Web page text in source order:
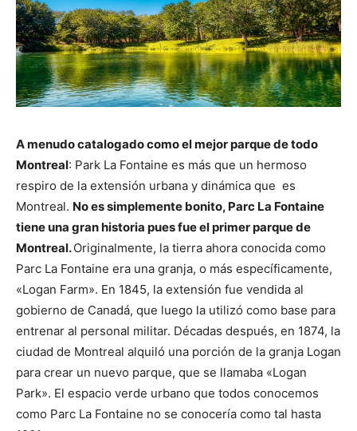
A menudo catalogado como el mejor parque de todo
Montreal: Park La Fontaine es más que un hermoso
respiro de la extensión urbana y dinámica que es
Montreal. No es simplemente bonito, Parc La Fontaine
tiene una gran historia pues fue el primer parque de
Montreal.Originalmente, la tierra ahora conocida como
Parc La Fontaine era una granja, o más específicamente,
«Logan Farm». En 1845, la extensión fue vendida al
gobierno de Canadá, que luego la utilizó como base para
entrenar al personal militar. Décadas después, en 1874, la
ciudad de Montreal alquiló una porción de la granja Logan
para crear un nuevo parque, que se llamaba «Logan
Park». El espacio verde urbano que todos conocemos
como Parc La Fontaine no se conocería como tal hasta